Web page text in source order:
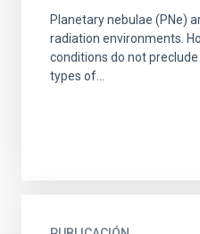
Planetary nebulae (PNe)
radiation environments.
conditions do not
types of...